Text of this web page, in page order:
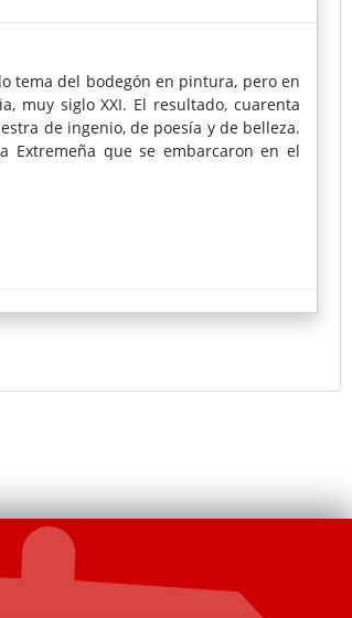
tema del bodegón en pintura, pero en
muy siglo XXI. El resultado, cuarenta
de ingenio, de poesía y de belleza.
Extremeña que se embarcaron en el